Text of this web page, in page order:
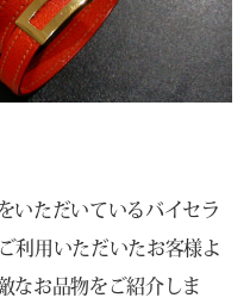
いただいているバイセラ
利用いただいたお客様よ
なお品物をご紹介しま